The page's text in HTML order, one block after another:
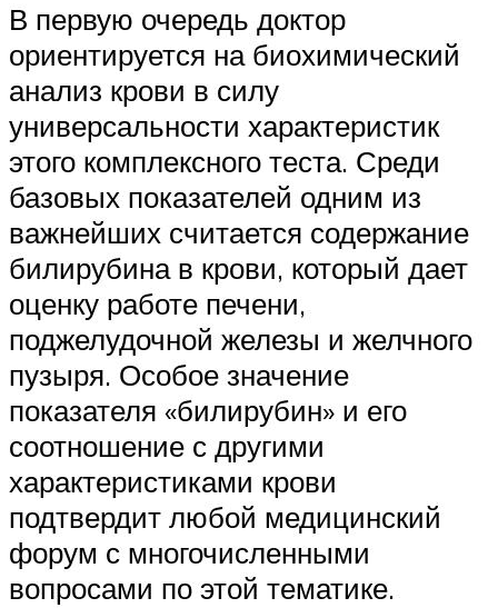
В первую очередь доктор
ориентируется на биохимический
анализ крови в силу
универсальности характеристик
этого комплексного теста. Среди
базовых показателей одним из
важнейших считается содержание
билирубина в крови, который дает
оценку работе печени,
поджелудочной железы и желчного
пузыря. Особое значение
показателя «билирубин» и его
соотношение с другими
характеристиками крови
подтвердит любой медицинский
форум с многочисленными
вопросами по этой тематике.